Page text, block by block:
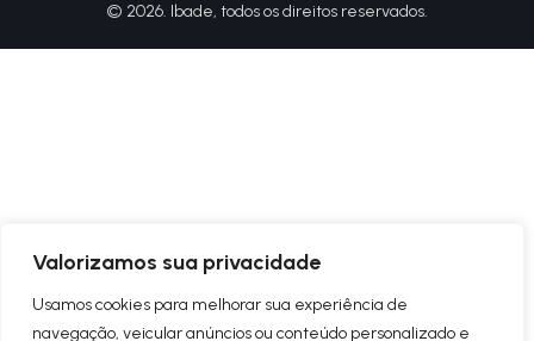
Valorizamos sua privacidade
Usamos cookies para melhorar sua experiência de
navegação, veicular anúncios ou conteúdo personalizado e
© 2026. Ibade, todos os direitos reservados.